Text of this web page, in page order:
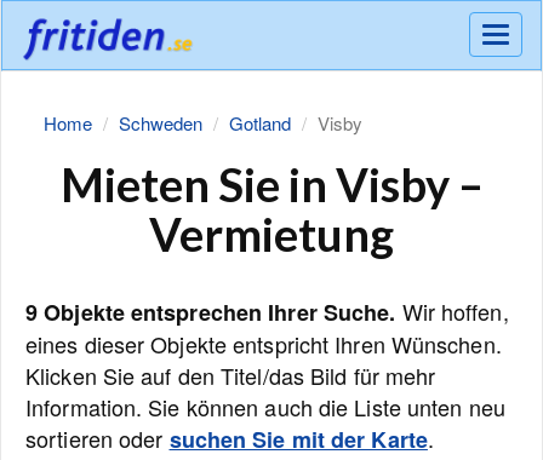
Meny
Home Schweden Gotland Visby
Mieten Sie in Visby –
Vermietung
9 Objekte entsprechen Ihrer Suche. Wir hoffen,
eines dieser Objekte entspricht Ihren Wünschen.
Klicken Sie auf den Titel/das Bild für mehr
Information. Sie können auch die Liste unten neu
sortieren oder suchen Sie mit der Karte.